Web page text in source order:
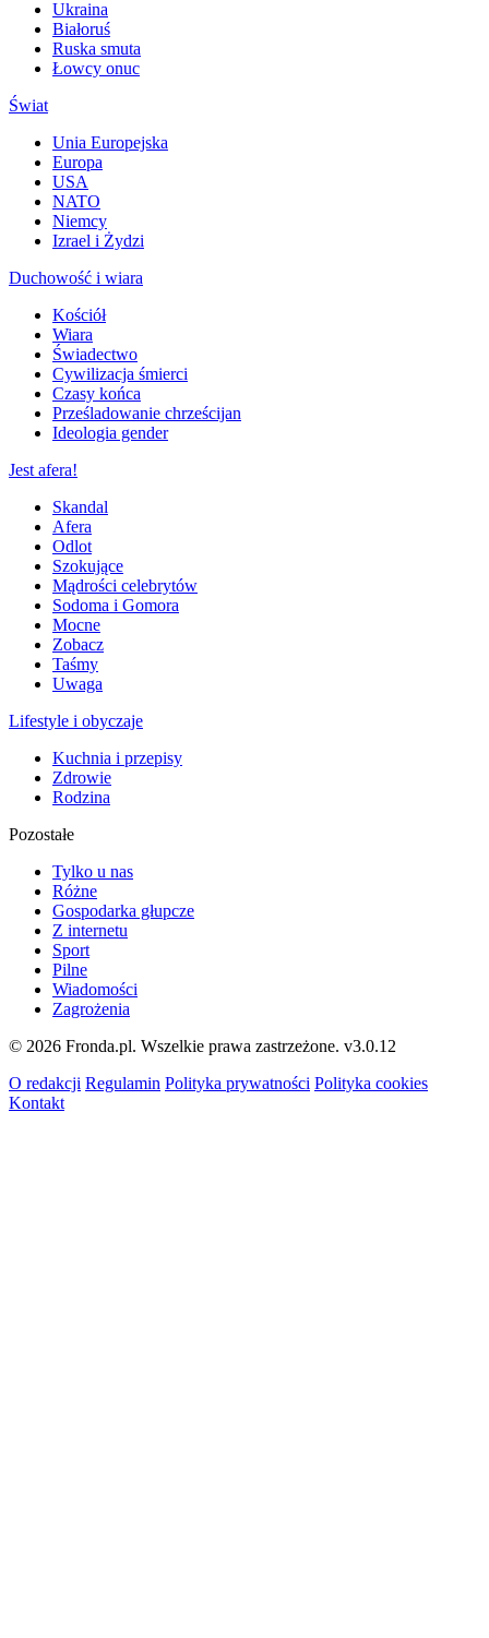
Ukraina
Białoruś
Ruska smuta
Łowcy onuc
Świat
Unia Europejska
Europa
USA
NATO
Niemcy
Izrael i Żydzi
Duchowość i wiara
Kościół
Wiara
Świadectwo
Cywilizacja śmierci
Czasy końca
Prześladowanie chrześcijan
Ideologia gender
Jest afera!
Skandal
Afera
Odlot
Szokujące
Mądrości celebrytów
Sodoma i Gomora
Mocne
Zobacz
Taśmy
Uwaga
Lifestyle i obyczaje
Kuchnia i przepisy
Zdrowie
Rodzina
Pozostałe
Tylko u nas
Różne
Gospodarka głupcze
Z internetu
Sport
Pilne
Wiadomości
Zagrożenia
© 2026 Fronda.pl. Wszelkie prawa zastrzeżone. v3.0.12
O redakcji Regulamin Polityka prywatności Polityka cookies
Kontakt